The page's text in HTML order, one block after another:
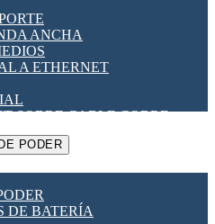
[VDF]
SSR
POTENCIA
ANCHA
A ETHERNET
SOBRE CABLE COBRE
IOT
PODER
DE BATERÍA